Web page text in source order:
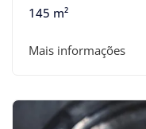
145 m²
Mais informações